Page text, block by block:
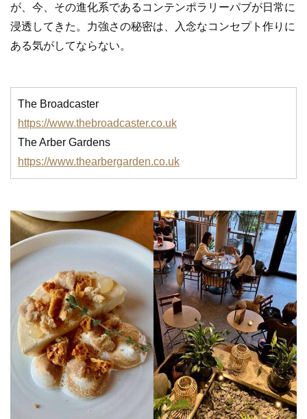
が、今、その進化系であるコンテンポラリーパブが日常に
浸透してきた。力強さの秘密は、入念なコンセプト作りに
ある気がしてならない。
The Broadcaster
https://www.thebroadcaster.co.uk
The Arber Gardens
https://www.thearbergarden.co.uk